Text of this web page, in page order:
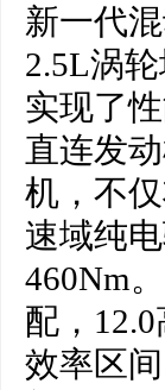
新一代
2.5L涡
实现了
直连发
机，不
速域纯
460Nm
配，
效率区